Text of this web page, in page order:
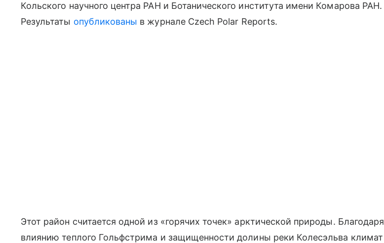
Кольского научного центра РАН и Ботанического института имени Комарова РАН.
Результаты опубликованы в журнале Czech Polar Reports.
Этот район считается одной из «горячих точек» арктической природы. Благодаря
влиянию теплого Гольфстрима и защищенности долины реки Колесэльва климат